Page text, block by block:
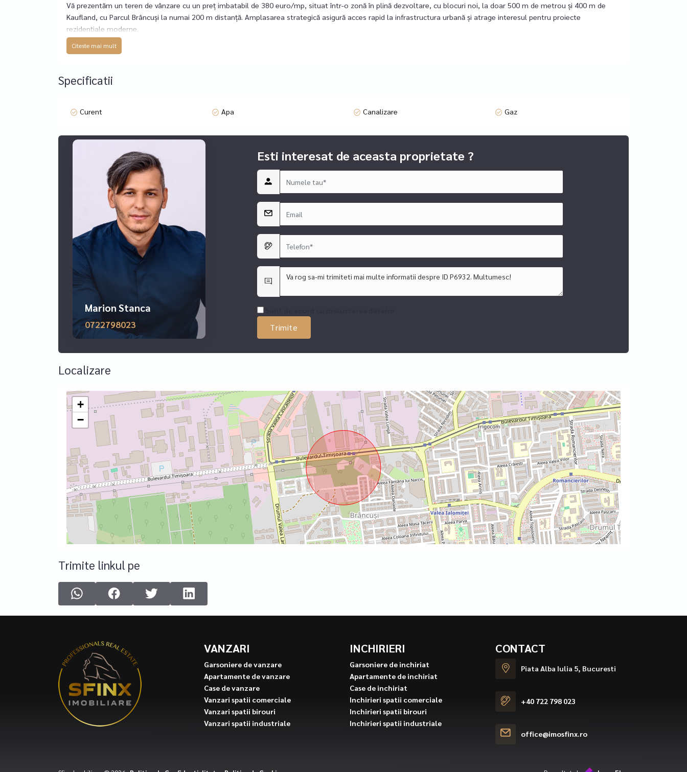
Vă prezentăm un teren de vânzare cu un preț imbatabil de 380 euro/mp, situat într-o zonă în plină dezvoltare, cu blocuri noi, la doar 500 m de metrou și 400 m de
Kaufland, cu Parcul Brâncuși la numai 200 m distanță. Amplasarea strategică asigură acces rapid la infrastructura urbană și atrage interesul pentru proiecte
rezidențiale moderne.
Terenul are o formă dreptunghiulară, cu o deschidere generoasă de 71 ml la drum asfaltat și o adâncime de 90 ml, oferind flexibilitate maximă pentru dezvoltare.
cu clădiri de maximum 2 niveluri) și un CUT maxim de 2.5. Aceste caracteristici fac terenul ideal pentru un proiect rezidențial profitabil, cu un potențial ridicat de
valorificare.
De ce să investiți aici?
Locație premium, aproape de facilități esențiale și transport public;
Preț extrem de competitiv pentru zonă;
Parametri urbanistici favorabili pentru maximizarea randamentului;
Cerere în creștere pentru apartamente noi în Drumul Taberei, cu prețuri de vânzare între 2000 și 2400 euro/mp util.
Nu ratați această șansă de a dezvolta un proiect imobiliar de succes într-una dintre cele mai căutate zone ale Bucureștiului!Oferim cu promptitudine si profesionalism
consultanta pentru vanzari si inchirieri de apartamente, case, vile, terenuri, spatii comerciale si de birou, consultanta juridica in relatia cu OCPI, cadastru, intabulare si
consultanta financiara (cea mai buna solutie de creditare conform profilului clientului, accesarea creditului devine simpla si eficienta) prin brokerii nostri de credite
parteneri. SFINX Creditare face parte din cea mai mare retea de brokeraj de credite, DSA Advisor, operata la nivel national de Realmedia (imobiliare.ro).
Citeste mai mult
Specificatii
Curent Apa Canalizare Gaz
Marion Stanca
0722798023
Esti interesat de aceasta proprietate ?
Localizare
+
−
Trimite linkul pe
VANZARI
Garsoniere de vanzare
Apartamente de vanzare
Case de vanzare
Vanzari spatii comerciale
Vanzari spatii birouri
Vanzari spatii industriale
INCHIRIERI
Garsoniere de inchiriat
Apartamente de inchiriat
Case de inchiriat
Inchirieri spatii comerciale
Inchirieri spatii birouri
Inchirieri spatii industriale
CONTACT
Piata Alba Iulia 5, Bucuresti
+40 722 798 023
office@imosfinx.ro